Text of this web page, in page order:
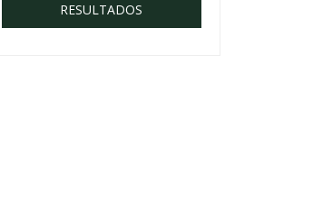
RESULTADOS